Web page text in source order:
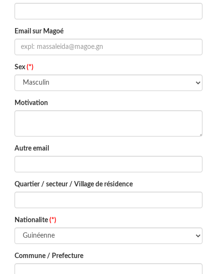
Email sur Magoé
Sex (*)
Motivation
Autre email
Quartier / secteur / Village de résidence
Nationalite (*)
Commune / Prefecture